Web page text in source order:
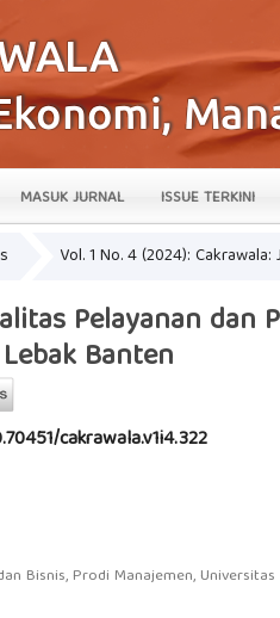
MASUK JURNAL ISSUE TERKINI
Vol. 1 No. 4 (2024):
Pelayanan dan
Banten
cakrawala.v1i4.322
Bisnis, Prodi Manajemen, Universitas